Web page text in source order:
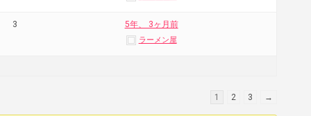
3 5年、 3ヶ月前
ラーメン屋
1 2 3 →